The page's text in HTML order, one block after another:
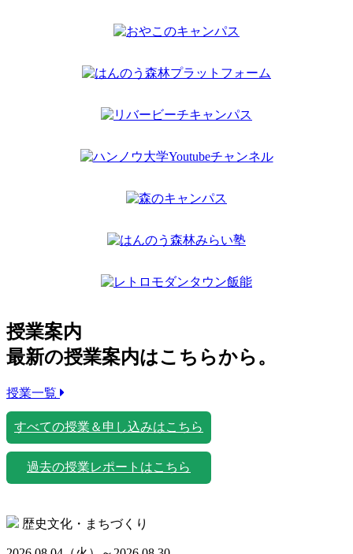
授業案内
最新の授業案内はこちらから。
授業一覧
すべての授業＆申し込みはこちら
過去の授業レポートはこちら
歴史文化・まちづくり